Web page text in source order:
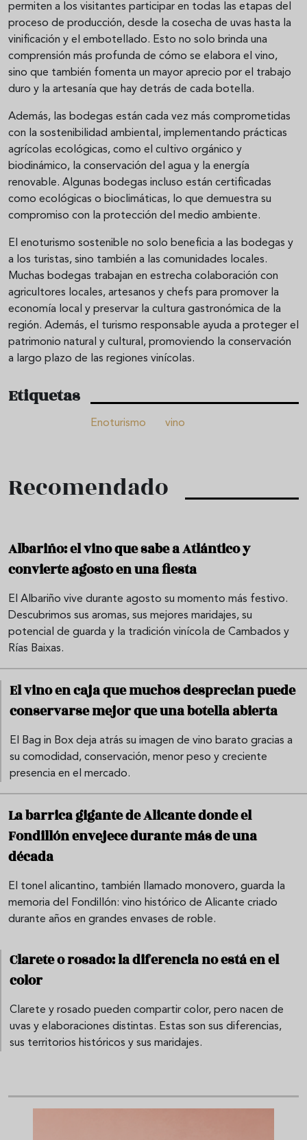
permiten a los visitantes participar en todas las etapas del
proceso de producción, desde la cosecha de uvas hasta la
vinificación y el embotellado. Esto no solo brinda una
comprensión más profunda de cómo se elabora el vino,
sino que también fomenta un mayor aprecio por el trabajo
duro y la artesanía que hay detrás de cada botella.
Además, las bodegas están cada vez más comprometidas
con la sostenibilidad ambiental, implementando prácticas
agrícolas ecológicas, como el cultivo orgánico y
biodinámico, la conservación del agua y la energía
renovable. Algunas bodegas incluso están certificadas
como ecológicas o bioclimáticas, lo que demuestra su
compromiso con la protección del medio ambiente.
El enoturismo sostenible no solo beneficia a las bodegas y
a los turistas, sino también a las comunidades locales.
Muchas bodegas trabajan en estrecha colaboración con
agricultores locales, artesanos y chefs para promover la
economía local y preservar la cultura gastronómica de la
región. Además, el turismo responsable ayuda a proteger el
patrimonio natural y cultural, promoviendo la conservación
a largo plazo de las regiones vinícolas.
Etiquetas
Enoturismo vino
Recomendado
Albariño: el vino que sabe a Atlántico y
convierte agosto en una fiesta
El Albariño vive durante agosto su momento más festivo.
Descubrimos sus aromas, sus mejores maridajes, su
potencial de guarda y la tradición vinícola de Cambados y
Rías Baixas.
El vino en caja que muchos desprecian puede
conservarse mejor que una botella abierta
El Bag in Box deja atrás su imagen de vino barato gracias a
su comodidad, conservación, menor peso y creciente
presencia en el mercado.
La barrica gigante de Alicante donde el
Fondillón envejece durante más de una
década
El tonel alicantino, también llamado monovero, guarda la
memoria del Fondillón: vino histórico de Alicante criado
durante años en grandes envases de roble.
Clarete o rosado: la diferencia no está en el
color
Clarete y rosado pueden compartir color, pero nacen de
uvas y elaboraciones distintas. Estas son sus diferencias,
sus territorios históricos y sus maridajes.